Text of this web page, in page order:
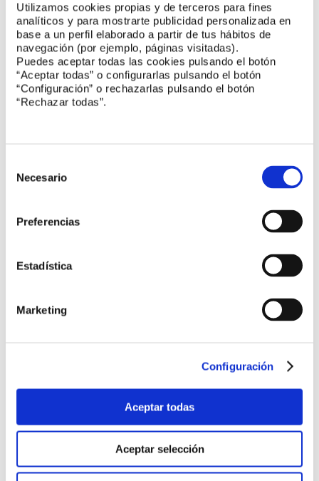
Utilizamos cookies propias y de terceros para fines
analíticos y para mostrarte publicidad personalizada en
base a un perfil elaborado a partir de tus hábitos de
navegación (por ejemplo, páginas visitadas).
Puedes aceptar todas las cookies pulsando el botón
“Aceptar todas” o configurarlas pulsando el botón
“Configuración” o rechazarlas pulsando el botón
“Rechazar todas”.
Necesario
Preferencias
Estadística
Marketing
Configuración
Aceptar todas
Aceptar selección
Descargar PDF
Suscríbete a la Revista UNE online